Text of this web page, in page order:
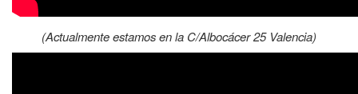
(Actualmente estamos en la C/Albocácer 25 Valencia)